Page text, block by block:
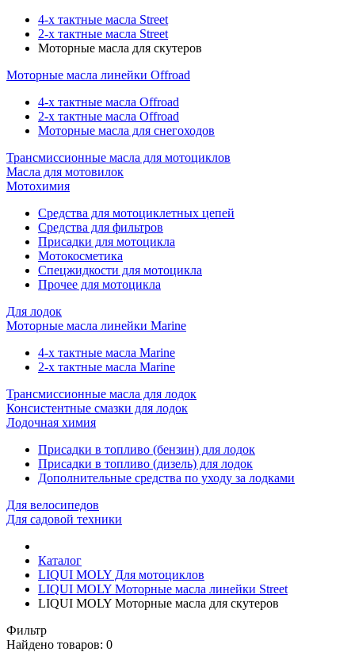
4-х тактные масла Street
2-х тактные масла Street
Моторные масла для скутеров
Моторные масла линейки Offroad
4-х тактные масла Offroad
2-х тактные масла Offroad
Моторные масла для снегоходов
Трансмиссионные масла для мотоциклов
Масла для мотовилок
Мотохимия
Средства для мотоциклетных цепей
Средства для фильтров
Присадки для мотоцикла
Мотокосметика
Спецжидкости для мотоцикла
Прочее для мотоцикла
Для лодок
Моторные масла линейки Marine
4-х тактные масла Marine
2-х тактные масла Marine
Трансмиссионные масла для лодок
Консистентные смазки для лодок
Лодочная химия
Присадки в топливо (бензин) для лодок
Присадки в топливо (дизель) для лодок
Дополнительные средства по уходу за лодками
Для велосипедов
Для садовой техники
Каталог
LIQUI MOLY Для мотоциклов
LIQUI MOLY Моторные масла линейки Street
LIQUI MOLY Моторные масла для скутеров
Фильтр
Найдено товаров: 0